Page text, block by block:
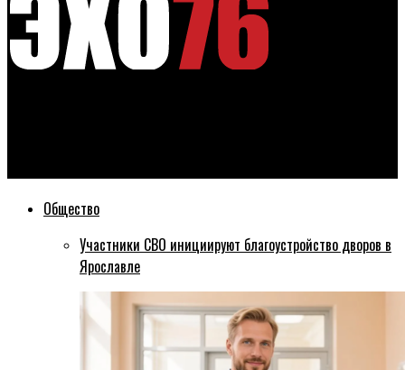
Общество
Участники СВО инициируют благоустройство дворов в
Ярославле